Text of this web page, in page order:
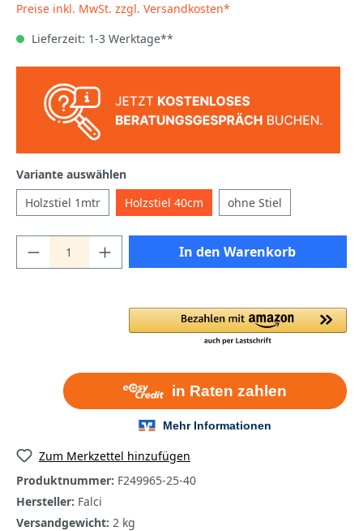
Preise inkl. MwSt. zzgl. Versandkosten*
Lieferzeit: 1-3 Werktage**
Variante auswählen
Holzstiel 1mtr
Holzstiel 40cm ohne Stiel
In den Warenkorb
Zum Merkzettel hinzufügen
Produktnummer: F249965-25-40
Hersteller: Falci
Versandgewicht: 2 kg